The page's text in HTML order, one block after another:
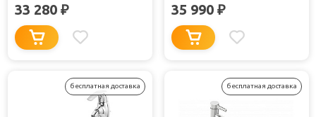
33 280 ₽ 35 990 ₽
бесплатная доставка бесплатная доставка